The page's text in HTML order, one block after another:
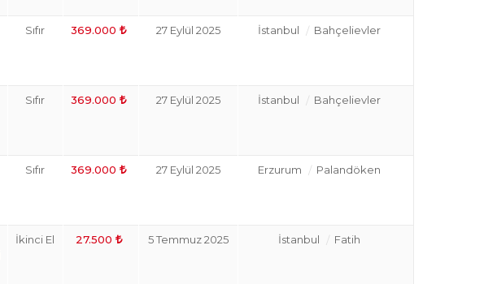
Sıfır 369.000 27 Eylül 2025 İstanbul Bahçelievler
Sıfır 369.000 27 Eylül 2025 İstanbul Bahçelievler
Sıfır 369.000 27 Eylül 2025 Erzurum Palandöken
İkinci El 27.500 5 Temmuz 2025 İstanbul Fatih